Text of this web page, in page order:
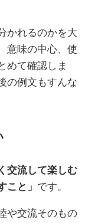
かれるのかを大
意味の中心、使
めて確認しま
の例文もすんな
交流して楽しむ
こと」 です。
や交流そのもの